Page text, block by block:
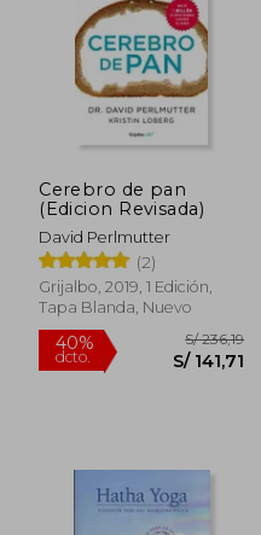
55%
dcto. S/ 62,33
Cerebro de pan
(Edicion Revisada)
David Perlmutter
(2)
Grijalbo, 2019, 1 Edición,
Tapa Blanda, Nuevo